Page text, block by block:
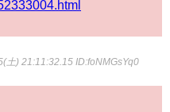
土) 21:11:32.15 ID:foNMGsYq0